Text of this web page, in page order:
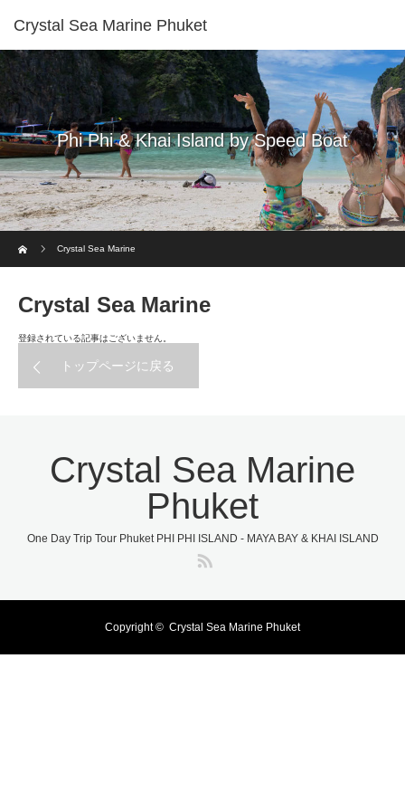
Crystal Sea Marine Phuket
Phi Phi & Khai Island by Speed Boat
Crystal Sea Marine
Crystal Sea Marine
登録されている記事はございません。
トップページに戻る
Crystal Sea Marine
Phuket
One Day Trip Tour Phuket PHI PHI ISLAND - MAYA BAY & KHAI ISLAND
Copyright © Crystal Sea Marine Phuket